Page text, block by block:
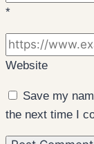
*
Website
Save my
the next time I